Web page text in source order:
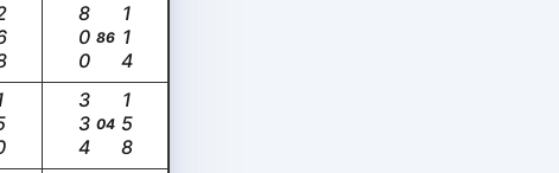
800 86114
334 04158